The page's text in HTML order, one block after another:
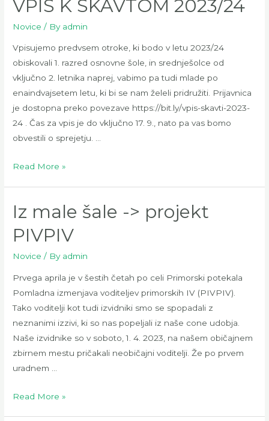
VPIS K SKAVTOM 2023/24
Novice / By admin
Vpisujemo predvsem otroke, ki bodo v letu 2023/24
obiskovali 1. razred osnovne šole, in srednješolce od
vključno 2. letnika naprej, vabimo pa tudi mlade po
enaindvajsetem letu, ki bi se nam želeli pridružiti. Prijavnica
je dostopna preko povezave https://bit.ly/vpis-skavti-2023-
24 . Čas za vpis je do vključno 17. 9., nato pa vas bomo
obvestili o sprejetju. …
VPIS
2023/24
Read More »
Iz male šale -> projekt
PIVPIV
Novice / By admin
Prvega aprila je v šestih četah po celi Primorski potekala
Pomladna izmenjava voditeljev primorskih IV (PIVPIV).
Tako voditelji kot tudi izvidniki smo se spopadali z
neznanimi izzivi, ki so nas popeljali iz naše cone udobja.
Naše izvidnike so v soboto, 1. 4. 2023, na našem običajnem
zbirnem mestu pričakali neobičajni voditelji. Že po prvem
uradnem …
Iz
Read More »